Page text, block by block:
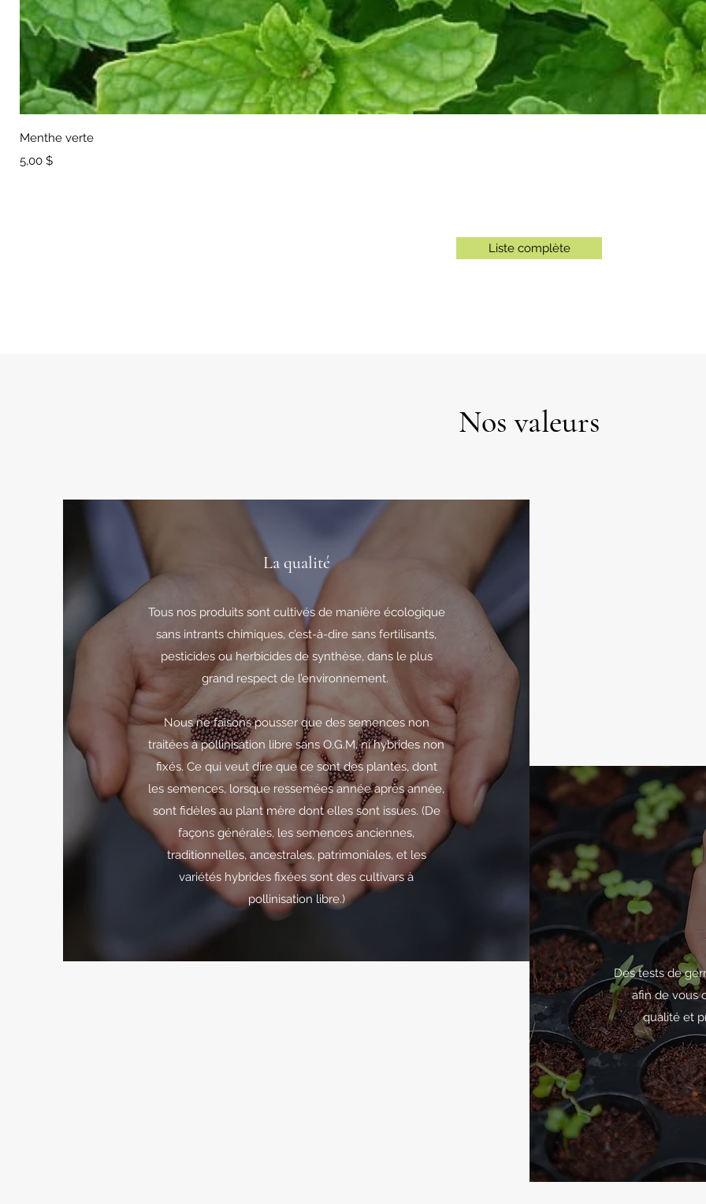
Menthe verte
Prix
5,00 $
Liste complète
Nos valeurs
La qualité
Tous nos produits sont cultivés de manière écologique
sans intrants chimiques, c’est-à-dire sans fertilisants,
pesticides ou herbicides de synthèse, dans le plus
grand respect de l’environnement.
Nous ne faisons pousser que des semences non
traitées à pollinisation libre sans O.G.M. ni hybrides non
fixés. Ce qui veut dire que ce sont des plantes, dont
les semences, lorsque ressemées année après année,
sont fidèles au plant mère dont elles sont issues. (De
façons générales, les semences anciennes,
traditionnelles, ancestrales, patrimoniales, et les
variétés hybrides fixées sont des cultivars à
pollinisation libre.)
Des tests de
afin de vous
qualité et